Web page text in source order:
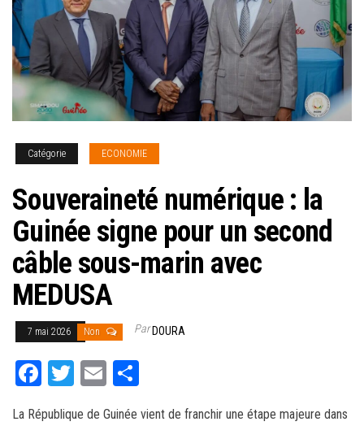
Catégorie ECONOMIE
Souveraineté numérique : la
Guinée signe pour un second
câble sous-marin avec
MEDUSA
7 mai 2026 Non ParDOURA
Fa T
E
La République de Guinée vient de franchir une étape majeure dans